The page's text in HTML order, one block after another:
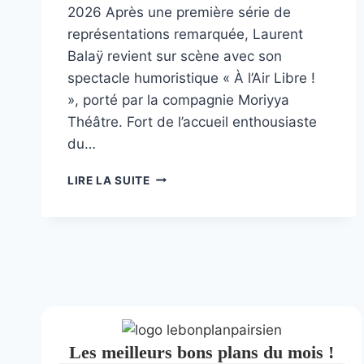
2026 Après une première série de
représentations remarquée, Laurent
Balaÿ revient sur scène avec son
spectacle humoristique « À l’Air Libre !
», porté par la compagnie Moriyya
Théâtre. Fort de l’accueil enthousiaste
du…
LIRE LA SUITEA
Les meilleurs bons plans du mois !